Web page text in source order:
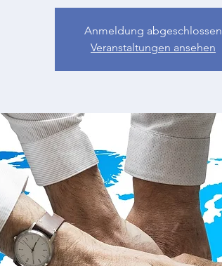
Anmeldung abgeschlossen
Veranstaltungen ansehen